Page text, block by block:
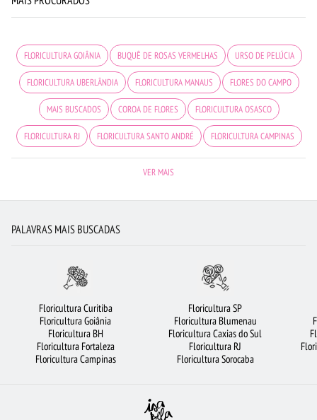
FLORICULTURA GOIÂNIA BUQUÊ DE ROSAS VERMELHAS URSO DE PELÚCIA
FLORICULTURA UBERLÂNDIA FLORICULTURA MANAUS FLORES DO CAMPO
MAIS BUSCADOS COROA DE FLORES FLORICULTURA OSASCO
FLORICULTURA RJ FLORICULTURA SANTO ANDRÉ FLORICULTURA CAMPINAS
FLORES VERMELHAS FLORICULTURA RIBEIRÃO PRETO
FLORICULTURA GUARULHOS FLORICULTURA NITERÓI
FLORICULTURA PORTO ALEGRE FLORICULTURA RECIFE
ARRANJO DE FLORES
VER MAIS
PALAVRAS MAIS BUSCADAS
Floricultura Curitiba
Floricultura Goiânia
Floricultura BH
Floricultura Fortaleza
Floricultura Campinas
Floricultura SP
Floricultura Blumenau
Floricultura Caxias do Sul
Floricultura RJ
Floricultura Sorocaba